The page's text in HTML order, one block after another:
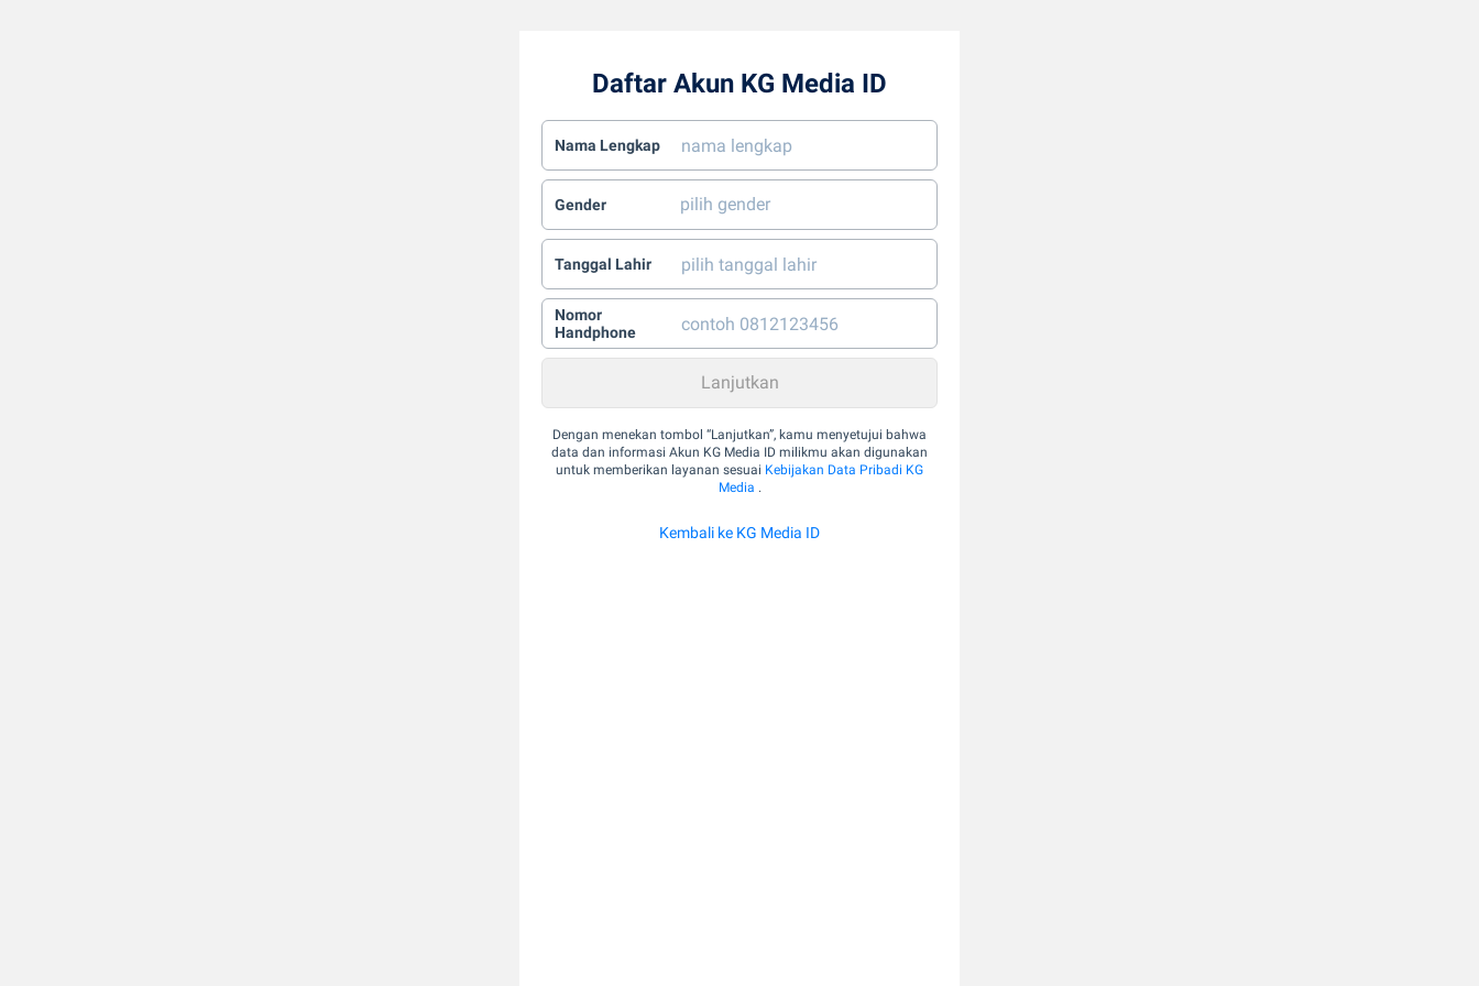
Daftar Akun KG Media ID
Nama Lengkap
Gender
Tanggal Lahir
Nomor
Handphone
Dengan menekan tombol “Lanjutkan”, kamu menyetujui bahwa
data dan informasi Akun KG Media ID milikmu akan digunakan
untuk memberikan layanan sesuai Kebijakan Data Pribadi KG
Media .
Kembali ke KG Media ID